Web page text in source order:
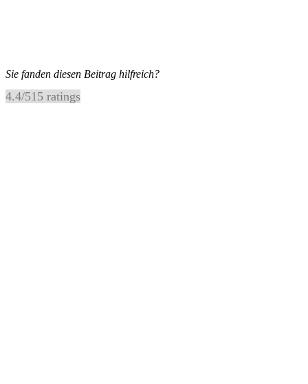
Sie fanden diesen Beitrag hilfreich?
4.4/515 ratings